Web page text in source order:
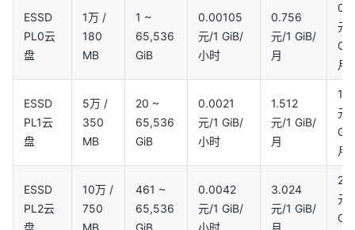
ESSD
PL0云
盘
1万 /
180
MB
1 ~
65,536
GiB
0.00105
元/1 GiB/
小时
0.756
元/1 GiB/
月
0.5
元/
月
ESSD
PL1云
盘
5万 /
350
MB
20 ~
65,536
GiB
0.0021
元/1 GiB/
小时
1.512
元/1 GiB/
月
1
元/
月
ESSD
PL2云
10万 /
750
461 ~
65,536
0.0042
元/1 GiB/
3.024
元/1 GiB/
2
元/